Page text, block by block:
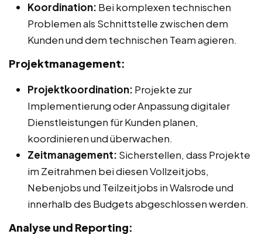
Koordination: Bei komplexen technischen
Problemen als Schnittstelle zwischen dem
Kunden und dem technischen Team agieren.
Projektmanagement:
Projektkoordination: Projekte zur
Implementierung oder Anpassung digitaler
Dienstleistungen für Kunden planen,
koordinieren und überwachen.
Zeitmanagement: Sicherstellen, dass Projekte
im Zeitrahmen bei diesen Vollzeitjobs,
Nebenjobs und Teilzeitjobs in Walsrode und
innerhalb des Budgets abgeschlossen werden.
Analyse und Reporting: